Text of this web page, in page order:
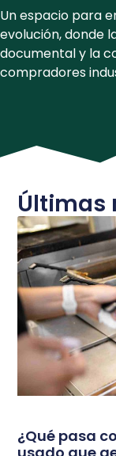
Un espacio para
evolución, donde
documental y la
compradores
Últimas
¿Qué pasa